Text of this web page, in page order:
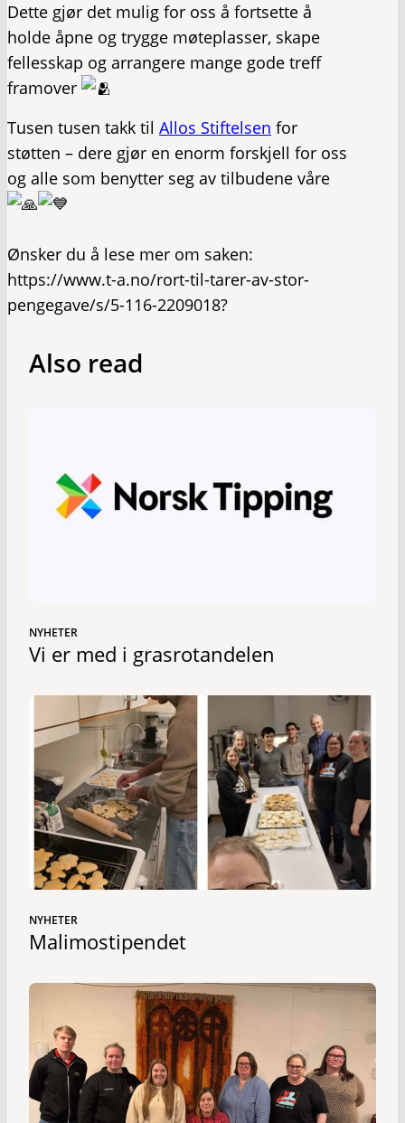
Dette gjør det mulig for oss å fortsette å
holde åpne og trygge møteplasser, skape
fellesskap og arrangere mange gode treff
framover
Tusen tusen takk til Allos Stiftelsen for
støtten – dere gjør en enorm forskjell for oss
og alle som benytter seg av tilbudene våre
Ønsker du å lese mer om saken:
https://www.t-a.no/rort-til-tarer-av-stor-
pengegave/s/5-116-2209018?
Also read
NYHETER
Vi er med i grasrotandelen
NYHETER
Malimostipendet